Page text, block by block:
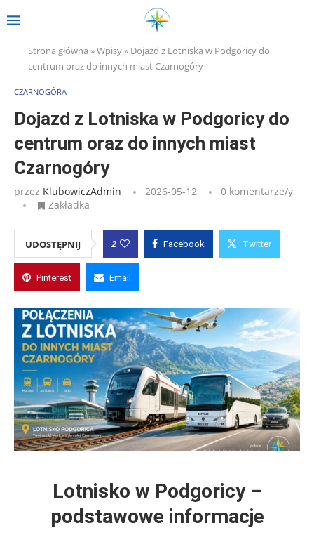
Strona główna »Wpisy» Dojazd z Lotniska w Podgoricy do
centrum oraz do innych miast Czarnogóry
CZARNOGÓRA
Dojazd z Lotniska w Podgoricy do
centrum oraz do innych miast
Czarnogóry
przez KlubowiczAdmin 2026-05-12
0 komentarze/y
Zakładka
UDOSTĘPNIJ 2 Facebook Twitter
Pinterest Email
Lotnisko w Podgoricy –
podstawowe informacje